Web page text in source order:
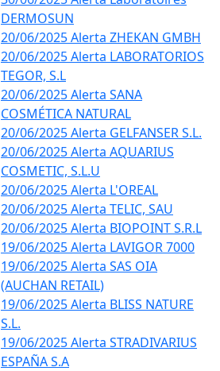
DERMOSUN
20/06/2025 Alerta ZHEKAN GMBH
20/06/2025 Alerta LABORATORIOS
TEGOR, S.L
20/06/2025 Alerta SANA
COSMÉTICA NATURAL
20/06/2025 Alerta GELFANSER S.L.
20/06/2025 Alerta AQUARIUS
COSMETIC, S.L.U
20/06/2025 Alerta L'OREAL
20/06/2025 Alerta TELIC, SAU
20/06/2025 Alerta BIOPOINT S.R.L
19/06/2025 Alerta LAVIGOR 7000
19/06/2025 Alerta SAS OIA
(AUCHAN RETAIL)
19/06/2025 Alerta BLISS NATURE
S.L.
19/06/2025 Alerta STRADIVARIUS
ESPAÑA S.A